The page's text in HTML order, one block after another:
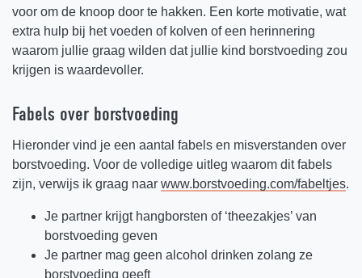
voor om de knoop door te hakken. Een korte motivatie, wat
extra hulp bij het voeden of kolven of een herinnering
waarom jullie graag wilden dat jullie kind borstvoeding zou
krijgen is waardevoller.
Fabels over borstvoeding
Hieronder vind je een aantal fabels en misverstanden over
borstvoeding. Voor de volledige uitleg waarom dit fabels
zijn, verwijs ik graag naar www.borstvoeding.com/fabeltjes.
Je partner krijgt hangborsten of ‘theezakjes’ van
borstvoeding geven
Je partner mag geen alcohol drinken zolang ze
borstvoeding geeft